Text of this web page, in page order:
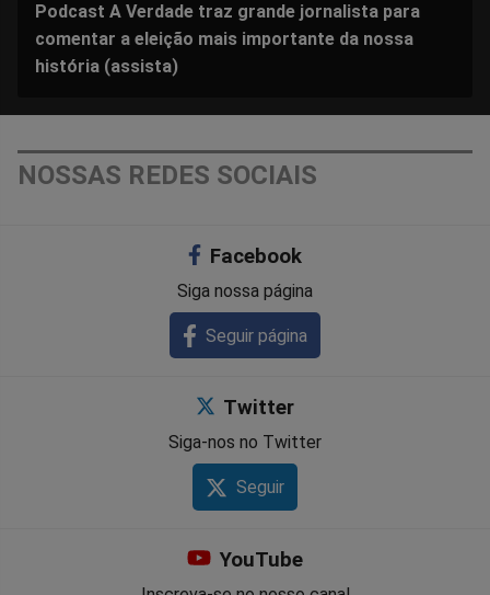
Podcast A Verdade traz grande jornalista para
comentar a eleição mais importante da nossa
história (assista)
NOSSAS REDES SOCIAIS
Facebook
Siga nossa página
Seguir página
Twitter
Siga-nos no Twitter
Seguir
YouTube